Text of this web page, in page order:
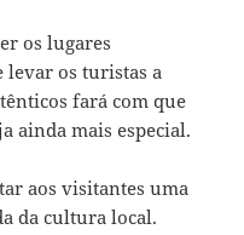
os lugares
levar os turistas a
fará com que
ainda mais especial.
aos visitantes uma
da cultura local.